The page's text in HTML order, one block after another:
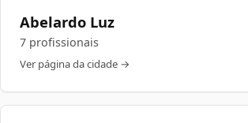
Abelardo Luz
7 profissionais
Ver página da cidade →